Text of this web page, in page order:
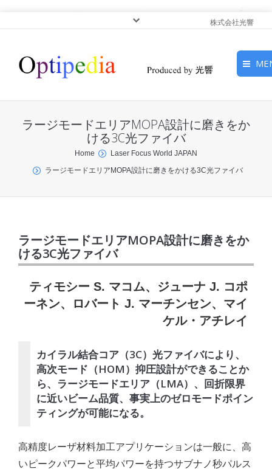
株式会社光響
ピックアップ
サービス
ラージモードエリアMOPA設計に磨きをか
ける3C光ファイバ
You are here:Home
Laser Focus World JAPAN
ラージモードエリアMOPA設計に磨きをかける3C光ファイバ
ラージモードエリアMOPA設計に磨きをか
ける3C光ファイバ
ティモシー S. マコム、ジューナ J. コポ
ーネン、ロバート J. マーチンセン、マイ
ケル・アチレイ
カイラル結合コア（3C）光ファイバにより、
高次モード（HOM）抑圧設計ができることか
ら、ラージモードエリア（LMA）、回折限界
に近いビーム品質、事実上のゼロモードポイン
ティングが可能になる。
高精度レーザ材料加工アプリケーションは一般に、高
いピークパワーと平均パワーを持つサブナノ秒パルス